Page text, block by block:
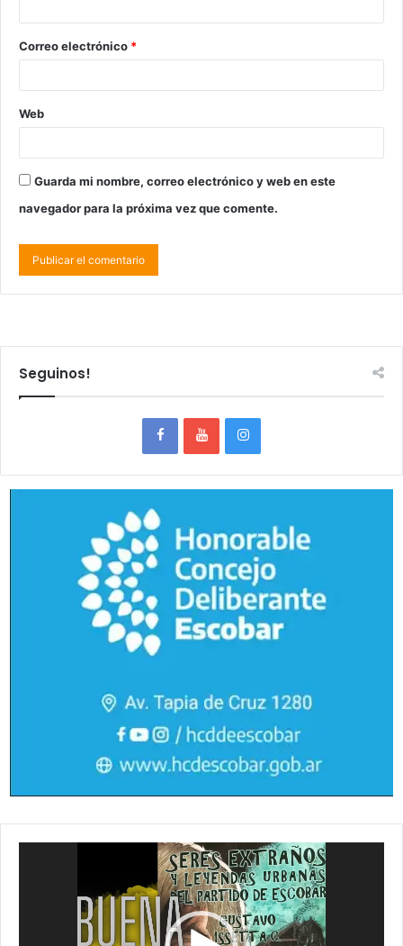
Correo electrónico *
Web
Guarda mi nombre, correo electrónico y web en este
navegador para la próxima vez que comente.
Seguinos!